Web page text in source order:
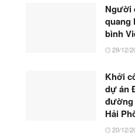
Người
quang
bình
29/12/
Khởi
dự án
đường
Hải
20/12/